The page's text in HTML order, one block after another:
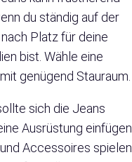
du ständig auf der
Platz für deine
bist. Wähle eine
genügend Stauraum.
sich die Jeans
Ausrüstung einfügen.
Accessoires spielen